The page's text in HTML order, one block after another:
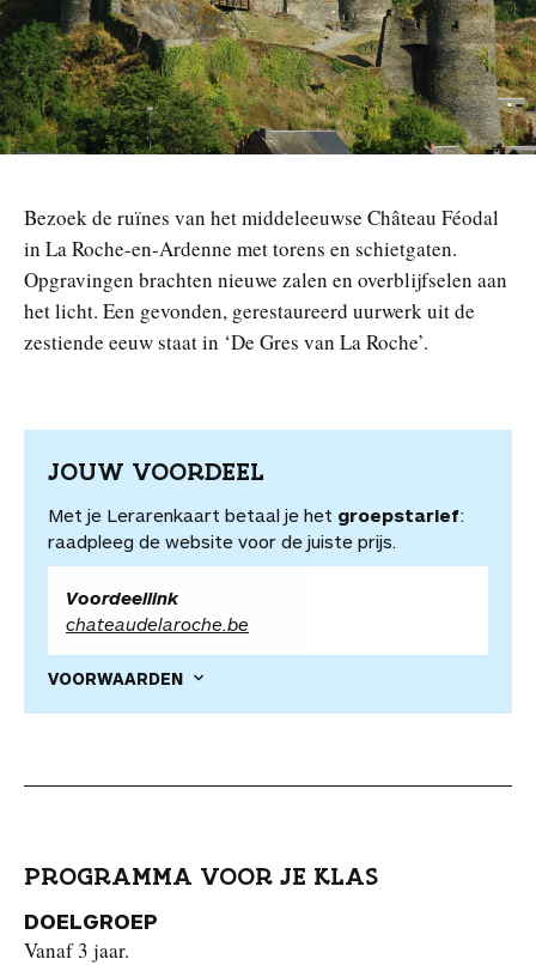
n
Bezoek de ruïnes van het middeleeuwse Château Féodal
in La Roche-en-Ardenne met torens en schietgaten.
Opgravingen brachten nieuwe zalen en overblijfselen aan
het licht. Een gevonden, gerestaureerd uurwerk uit de
zestiende eeuw staat in ‘De Gres van La Roche’.
JOUW VOORDEEL
Met je Lerarenkaart betaal je het groepstarief:
raadpleeg de website voor de juiste prijs.
Voordeellink
chateaudelaroche.be
VOORWAARDEN
PROGRAMMA VOOR JE KLAS
DOELGROEP
Vanaf 3 jaar.